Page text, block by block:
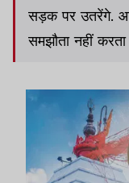
सड़क पर उतरेंगे.
समझौता नहीं